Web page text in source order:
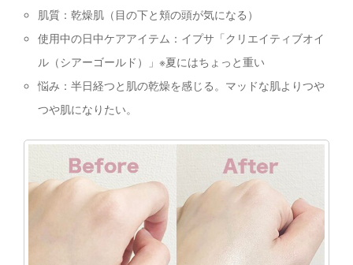
肌質：乾燥肌（目の下と頬の頭が気になる）
使用中の日中ケアアイテム：イプサ「クリエイティブオイ
ル（シアーゴールド）」※夏にはちょっと重い
悩み：半日経つと肌の乾燥を感じる。マッドな肌よりつや
つや肌になりたい。